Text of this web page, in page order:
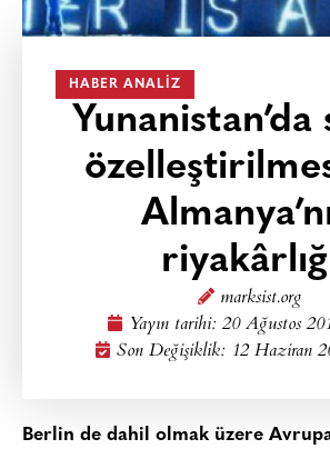
HABER ANALIZ
Yunanistan’da
marksist.org
Yayın tarihi: 20 Ağustos
Son Değişiklik: 12 Haziran
Berlin de dahil olmak üzere